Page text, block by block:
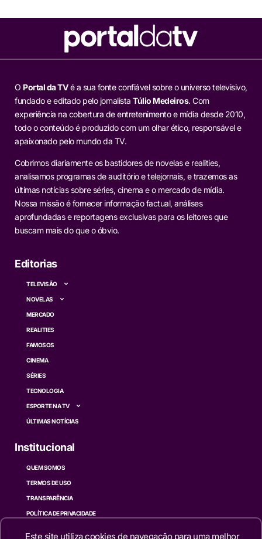
O Portal da TVé a sua fonte confiável sobre o universo televisivo,
fundado e editado pelo jornalista Túlio Medeiros. Com
experiência na cobertura de entretenimento e mídia desde 2010,
todo o conteúdo é produzido com um olhar ético, responsável e
apaixonado pelo mundo da TV.
Cobrimos diariamente os bastidores de novelas e realities,
analisamos programas de auditório e telejornais, e trazemos as
últimas notícias sobre séries, cinema e o mercado de mídia.
Nossa missão é fornecer informação factual, análises
aprofundadas e reportagens exclusivas para os leitores que
buscam mais do que o óbvio.
Editorias
TELEVISÃO
NOVELAS
MERCADO
REALITIES
FAMOSOS
CINEMA
SÉRIES
TECNOLOGIA
ESPORTE NA TV
ÚLTIMAS NOTÍCIAS
Institucional
QUEM SOMOS
TERMOS DE USO
TRANSPARÊNCIA
POLÍTICA DE PRIVACIDADE
Este site utiliza cookies de navegação para uma melhor